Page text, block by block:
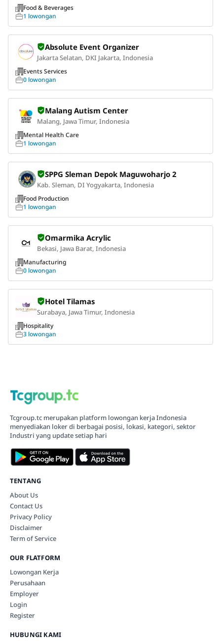
Food & Beverages
1 lowongan
Absolute Event Organizer
Jakarta Selatan, DKI Jakarta, Indonesia
Events Services
0 lowongan
Malang Autism Center
Malang, Jawa Timur, Indonesia
Mental Health Care
1 lowongan
SPPG Sleman Depok Maguwoharjo 2
Kab. Sleman, DI Yogyakarta, Indonesia
Food Production
1 lowongan
Omarmika Acrylic
Bekasi, Jawa Barat, Indonesia
Manufacturing
0 lowongan
Hotel Tilamas
Surabaya, Jawa Timur, Indonesia
Hospitality
3 lowongan
Tcgroup.tc merupakan platform lowongan kerja Indonesia
menyediakan loker di berbagai posisi, lokasi, kategori, sektor
Industri yang update setiap hari
TENTANG
About Us
Contact Us
Privacy Policy
Disclaimer
Term of Service
OUR FLATFORM
Lowongan Kerja
Perusahaan
Employer
Login
Register
HUBUNGI KAMI